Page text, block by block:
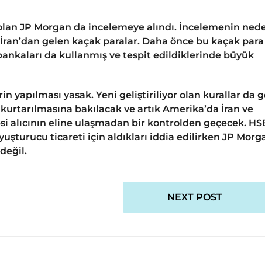
JP Morgan da incelemeye alındı. İncelemenin
gelen kaçak paralar. Daha önce bu kaçak para
da kullanmış ve tespit edildiklerinde büyük
yapılması yasak. Yeni geliştiriliyor olan kurallar da
bakılacak ve artık Amerika’da İran ve
alıcının eline ulaşmadan bir kontrolden geçecek.
ticareti için aldıkları iddia edilirken JP
NEXT POST